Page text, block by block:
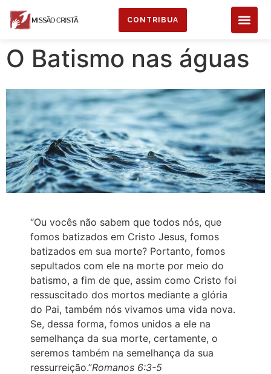
CONTRIBUA
O Batismo nas águas
“Ou vocês não sabem que todos nós, que
fomos batizados em Cristo Jesus, fomos
batizados em sua morte? Portanto, fomos
sepultados com ele na morte por meio do
batismo, a fim de que, assim como Cristo foi
ressuscitado dos mortos mediante a glória
do Pai, também nós vivamos uma vida nova.
Se, dessa forma, fomos unidos a ele na
semelhança da sua morte, certamente, o
seremos também na semelhança da sua
ressurreição.”Romanos 6:3-5